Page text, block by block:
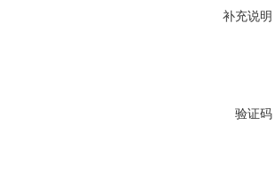
补充说明
验证码